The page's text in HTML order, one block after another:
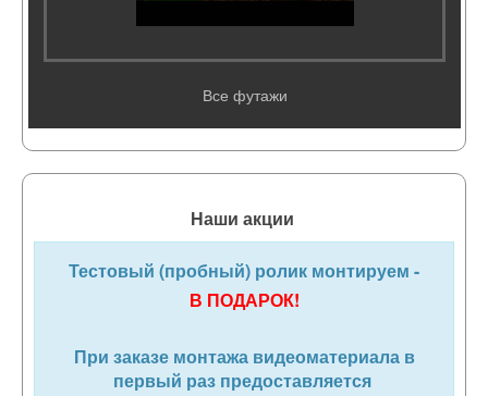
Все футажи
Наши акции
Тестовый (пробный) ролик монтируем -
В ПОДАРОК!
При заказе монтажа видеоматериала в
первый раз предоставляется